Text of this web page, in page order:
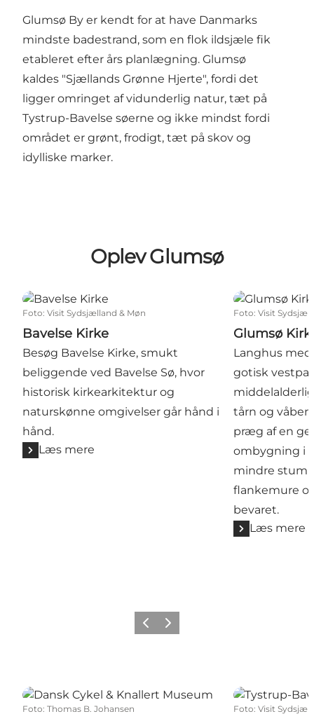
Glumsø By er kendt for at have Danmarks
mindste badestrand, som en flok ildsjæle fik
etableret efter års planlægning. Glumsø
kaldes "Sjællands Grønne Hjerte", fordi det
ligger omringet af vidunderlig natur, tæt på
Tystrup-Bavelse søerne og ikke mindst fordi
området er grønt, frodigt, tæt på skov og
idylliske marker.
Oplev Glumsø
Bavelse Kirke
Foto: Visit Sydsjælland & Møn
Bavelse Kirke
Besøg Bavelse Kirke, smukt
beliggende ved Bavelse Sø, hvor
historisk kirkearkitektur og
naturskønne omgivelser går hånd i
hånd.
Læs mere
Glumsø Kirke
Foto: Visit
Glumsø
Langhus
gotisk
tårn og
præg af en
ombygning i
mindre
flankemure
bevaret.
Læs mere
ForrigeNæste
Dansk Cykel & Knallert Museum
Foto: Thomas B. Johansen
Tystrup-
Foto: Visit